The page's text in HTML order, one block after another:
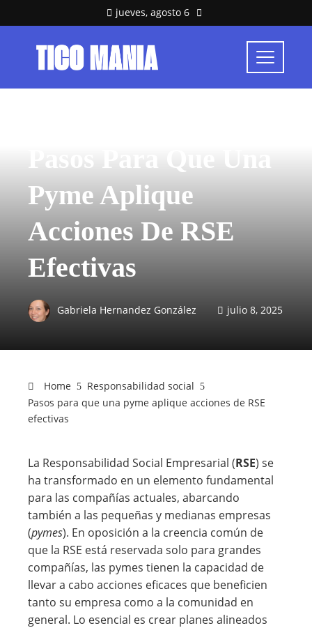
jueves, agosto 6
Pasos Para Que Una
Pyme Aplique
Acciones De RSE
Efectivas
Gabriela Hernandez González julio 8, 2025
Home
Responsabilidad social
Pasos para que una pyme aplique acciones de RSE
efectivas
La Responsabilidad Social Empresarial (RSE) se
ha transformado en un elemento fundamental
para las compañías actuales, abarcando
también a las pequeñas y medianas empresas
(pymes). En oposición a la creencia común de
que la RSE está reservada solo para grandes
compañías, las pymes tienen la capacidad de
llevar a cabo acciones eficaces que beneficien
tanto su empresa como a la comunidad en
general. Lo esencial es crear planes alineados